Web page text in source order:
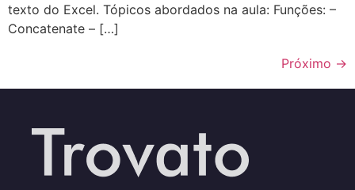
texto do Excel. Tópicos abordados na aula: Funções: –
Concatenate – […]
Próximo →